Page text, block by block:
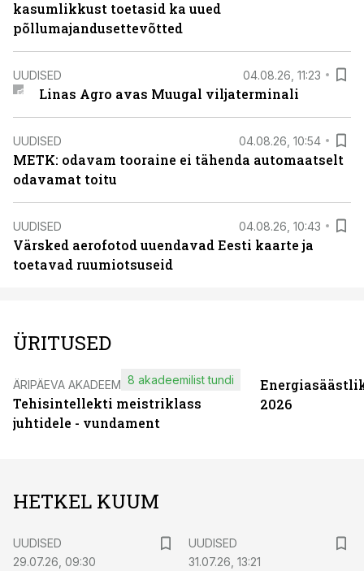
kasumlikkust toetasid ka uued
põllumajandusettevõtted
UUDISED 04.08.26, 11:23
Linas Agro avas Muugal viljaterminali
UUDISED 04.08.26, 10:54
METK: odavam tooraine ei tähenda automaatselt
odavamat toitu
UUDISED 04.08.26, 10:43
Värsked aerofotod uuendavad Eesti kaarte ja
toetavad ruumiotsuseid
ÜRITUSED
ÄRIPÄEVA AKADEEMIA
Tehisintellekti meistriklass
juhtidele - vundament
8 akadeemilist tundi
2026
HETKEL KUUM
UUDISED
29.07.26, 09:30
UUDISED
31.07.26, 13:21